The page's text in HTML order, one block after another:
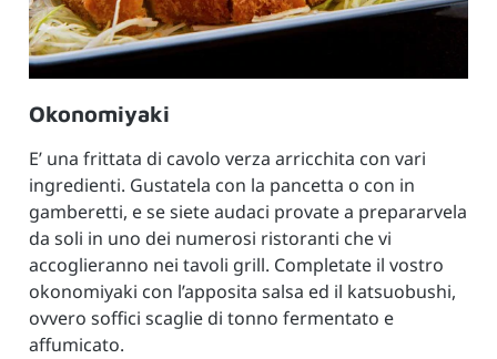
Okonomiyaki
E’ una frittata di cavolo verza arricchita con vari
ingredienti. Gustatela con la pancetta o con in
gamberetti, e se siete audaci provate a prepararvela
da soli in uno dei numerosi ristoranti che vi
accoglieranno nei tavoli grill. Completate il vostro
okonomiyaki con l’apposita salsa ed il katsuobushi,
ovvero soffici scaglie di tonno fermentato e
affumicato.